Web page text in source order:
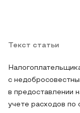
Текст статьи
с
в предоставлении
учете расходов по